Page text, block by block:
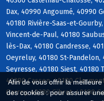
Afin de vous offrir la
des cookies : pour assurer
Dax, 40990 Angoumé, 40990
40180 Rivière-Saas-et-
Vincent-de-Paul, 40180
lès-Dax, 40180 Candresse,
Oeyreluy, 40180 St-Pandelon,
Seyresse, 40180 Siest, 40180
40380 Cassen, 40180
Garrey, 40380 Gibret, 40180